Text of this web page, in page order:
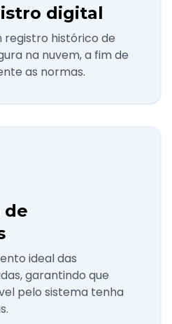
digital
histórico de
na nuvem, a fim de
as normas.
de
ideal das
garantindo que
pelo sistema tenha